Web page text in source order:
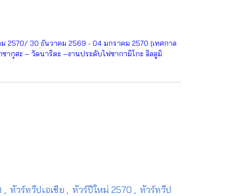
2570/ 30 ธันวาคม 2569 - 04 มกราคม 2570 (เทศกาล
ากุสะ – วัดนาริตะ –งานประดับไฟซากามิโกะ อิลลูมิ
ทัวร์ทวีปเอเชีย ทัวร์ปีใหม่ 2570
ทัวร์ทวีป